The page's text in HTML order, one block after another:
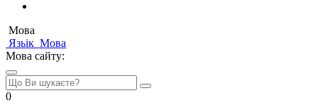
Мова
Язьік Мова
Мова сайту:
0